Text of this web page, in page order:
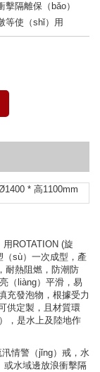
隔離保（bǎo）
等使（shǐ）用
* 高1100mm
ROTATION (旋
（sù）一次成型，產
耐熱阻燃，防潮防
（liàng）平滑，易
充發泡物，根據受力
供定製，且材質環
，是水上及陸地作
情警（jǐng）戒，水
或水域邊放浪衝擊隔